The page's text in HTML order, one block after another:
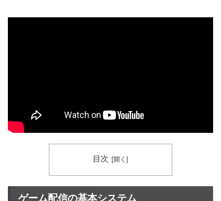
目次
ゲーム配信の基本システム